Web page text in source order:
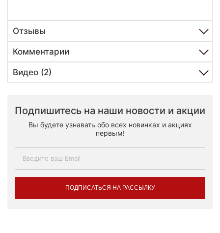
Отзывы
Комментарии
Видео (2)
Подпишитесь на наши новости и акции
Вы будете узнавать обо всех новинках и акциях
первым!
ПОДПИСАТЬСЯ НА РАССЫЛКУ